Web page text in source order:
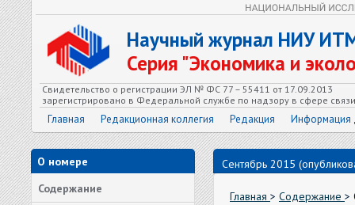
Научный журнал НИУ
Серия "Экономика и
Свидетельство о регистрации ЭЛ № ФС 77 – 55411 от 17.09.2013
зарегистрировано в Федеральной службе по надзору в сфере
Главная Редакционная коллегия Редакция Информация
О номере
Содержание
Сентябрь 2015
Главная > Содержание >